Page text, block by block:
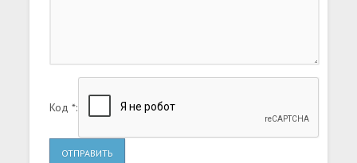
Код *:
ОТПРАВИТЬ